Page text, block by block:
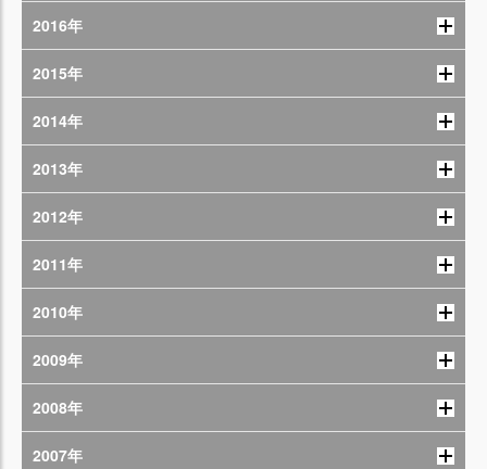
2016年
2015年
2014年
2013年
2012年
2011年
2010年
2009年
2008年
2007年